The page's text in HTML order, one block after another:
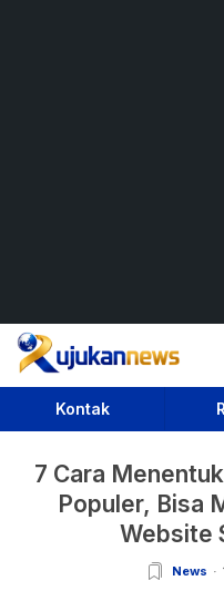
Rujukan News
Satu Rujukan Sejuta
Kontak
7 Cara
Populer, Bisa
Website
News